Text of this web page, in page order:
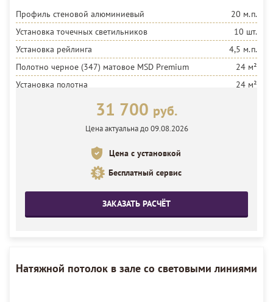
Профиль стеновой алюминиевый
20 м.п.
Установка точечных светильников
10 шт.
Установка рейлинга
4,5 м.п.
Полотно черное (347) матовое MSD Premium
24 м²
Установка полотна
24 м²
31 700 руб.
Цена актуальна до 09.08.2026
Цена с установкой
Бесплатный сервис
ЗАКАЗАТЬ РАСЧЁТ
Натяжной потолок в зале со световыми линиями